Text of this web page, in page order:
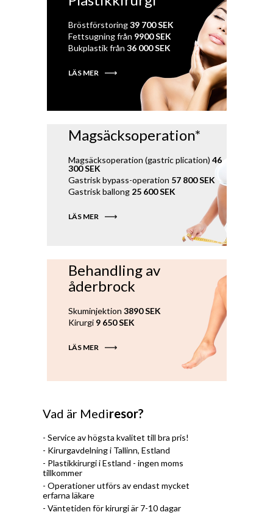
Bröstförstoring39 700 SEK
Fettsugning från 9900 SEK
Bukplastik från 36 000 SEK
LÄS MER
Magsäcksoperation*
Magsäcksoperation (gastric plication) 46
300 SEK
Gastrisk bypass-operation 57 800 SEK
Gastrisk ballong 25 600 SEK
LÄS MER
Behandling av
åderbrock
Skuminjektion 3890 SEK
Kirurgi 9 650 SEK
LÄS MER
Vad är Mediresor?
- Service av högsta kvalitet till bra pris!
- Kirurgavdelning i Tallinn, Estland
- Plastikkirurgi i Estland - ingen moms
tillkommer
- Operationer utförs av endast mycket
erfarna läkare
- Väntetiden för kirurgi är 7-10 dagar